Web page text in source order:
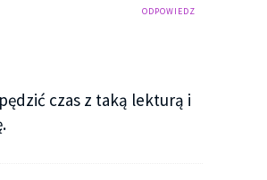
ODPOWIEDZ
czas z taką lekturą i